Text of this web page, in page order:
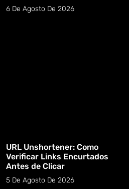
6 De Agosto De 2026
URL Unshortener: Como
Verificar Links Encurtados
Antes de Clicar
5 De Agosto De 2026